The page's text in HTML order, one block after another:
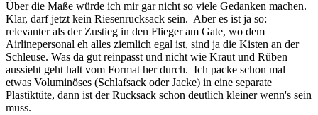
Über die Maße würde ich mir gar nicht so viele Gedanken machen.
Klar, darf jetzt kein Riesenrucksack sein. Aber es ist ja so:
relevanter als der Zustieg in den Flieger am Gate, wo dem
Airlinepersonal eh alles ziemlich egal ist, sind ja die Kisten an der
Schleuse. Was da gut reinpasst und nicht wie Kraut und Rüben
aussieht geht halt vom Format her durch. Ich packe schon mal
etwas Voluminöses (Schlafsack oder Jacke) in eine separate
Plastiktüte, dann ist der Rucksack schon deutlich kleiner wenn's sein
muss.